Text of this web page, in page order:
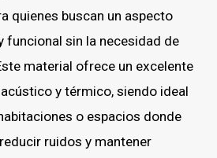
quienes buscan un aspecto
funcional sin la necesidad de
material ofrece un excelente
y térmico, siendo ideal
o espacios donde
ruidos y mantener